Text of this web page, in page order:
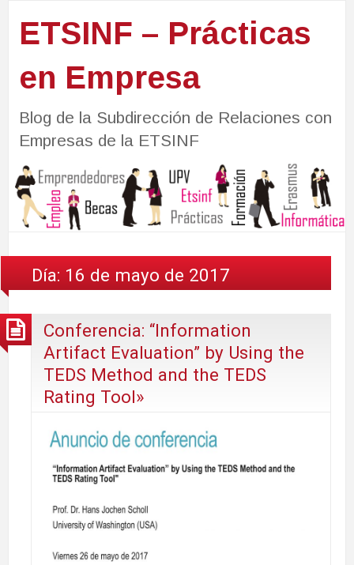
ETSINF – Prácticas
en Empresa
Blog de la Subdirección de Relaciones con
Empresas de la ETSINF
Día: 16 de mayo de 2017
Conferencia: “Information
Artifact Evaluation” by Using the
TEDS Method and the TEDS
Rating Tool»